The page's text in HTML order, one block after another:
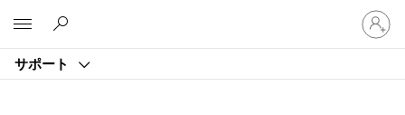
サポート
ア
カ
ウ